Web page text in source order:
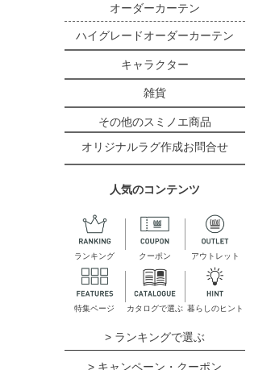
オーダーカーテン
ハイグレードオーダーカーテン
キャラクター
雑貨
その他のスミノエ商品
オリジナルラグ作成お問合せ
人気のコンテンツ
ランキング クーポン アウトレット
特集ページ カタログで選ぶ 暮らしのヒント
> ランキングで選ぶ
> キャンペーン・クーポン